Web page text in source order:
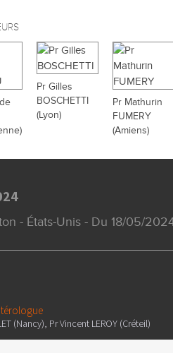
Pr Gilles
BOSCHETTI
(Lyon)
Pr Mathurin
FUMERY
(Amiens)
- États-Unis - Du 18/05/
(Nancy), Pr Vincent LEROY (Créteil)